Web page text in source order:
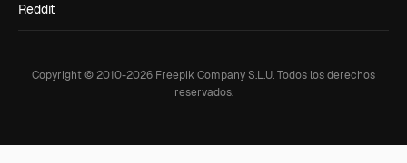
Reddit
Copyright © 2010-2026 Freepik Company S.L.U.Todos los derechos
reservados.